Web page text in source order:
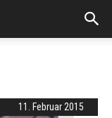
11. Februar 2015